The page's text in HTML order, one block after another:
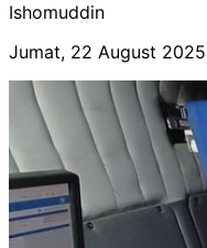
Ishomuddin
Jumat, 22 August